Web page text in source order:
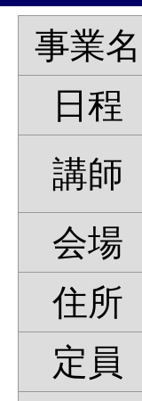
事業名
日程
講師
会場
住所
定員